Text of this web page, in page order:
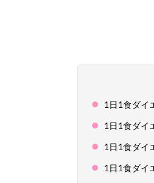
1日1食ダイ
1日1食ダイ
1日1食ダイ
1日1食ダイ